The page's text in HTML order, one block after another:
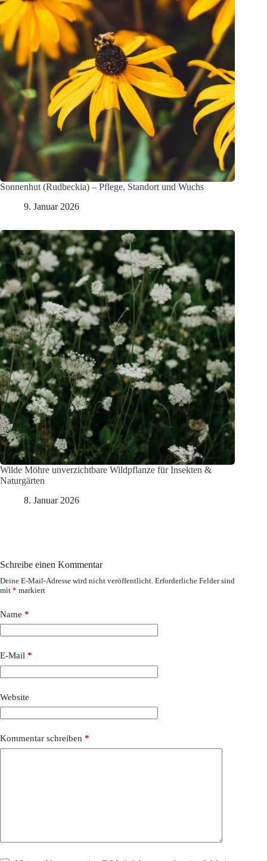
Sonnenhut (Rudbeckia) – Pflege, Standort und Wuchs
9. Januar 2026
Wilde Möhre unverzichtbare Wildpflanze für Insekten &
Naturgärten
8. Januar 2026
Schreibe einen Kommentar
Deine E-Mail-Adresse wird nicht veröffentlicht. Erforderliche Felder sind
mit * markiert
Name *
E-Mail *
Website
Kommentar schreiben *